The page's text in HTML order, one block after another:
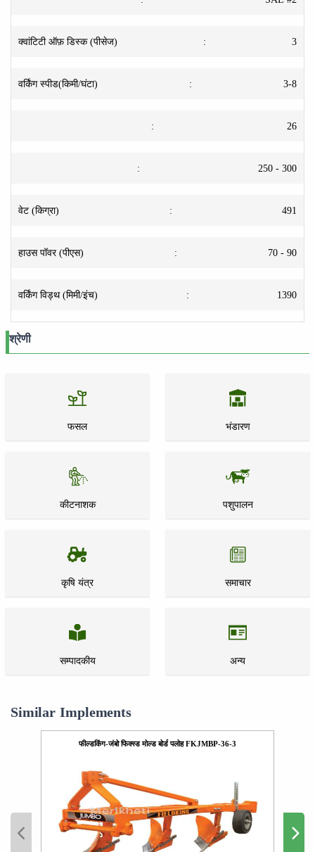
क्वांटिटी ऑफ़ डिस्क (पीसेज) : 3
वर्किंग स्पीड(किमी/घंटा) : 3-8
: 26
: 250 - 300
वेट (किग्रा) : 491
हाउस पॉवर (पीएस) : 70 - 90
वर्किंग विड्थ (मिमी/इंच) : 1390
श्रेणी
फसल भंडारण
कीटनाशक पशुपालन
कृषि यंत्र समाचार
सम्पादकीय अन्य
Similar Implements
फील्डकिंग-जंबो फिक्स्ड मोल्ड बोर्ड पलोह FKJMBP-36-3